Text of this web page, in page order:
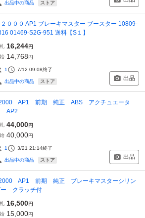
出品中の商品 ストア
２０００ AP1 ブレーキマスター ブースター 10809-
01469-S2G-951 送料【S１】
16,244円
14,768円
1 7/12 09:08終了
出品中の商品 ストア 出品
AP1 前期 純正 ABS アクチュエータ
AP2
44,000円
40,000円
1 3/21 21:14終了
出品中の商品 ストア 出品
AP1 前期 純正 ブレーキマスターシリン
ー クラッチ付
16,500円
15,000円